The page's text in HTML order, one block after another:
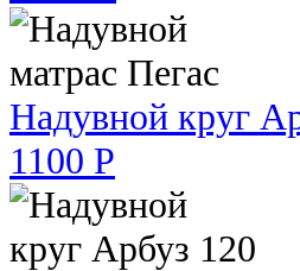
Надувной круг
1100 Р